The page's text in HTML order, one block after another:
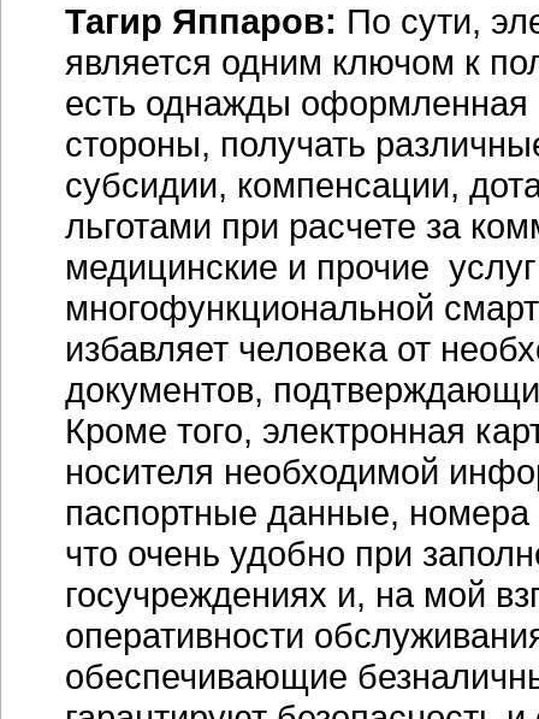
Тагир Яппаров: По сути,
является одним ключом к
есть однажды оформленная
стороны, получать
субсидии, компенсации,
льготами при расчете за
медицинские и прочие
многофункциональной
избавляет человека от
документов,
Кроме того, электронная
носителя необходимой
паспортные данные, номера
что очень удобно при
госучреждениях и, на мой
оперативности
обеспечивающие